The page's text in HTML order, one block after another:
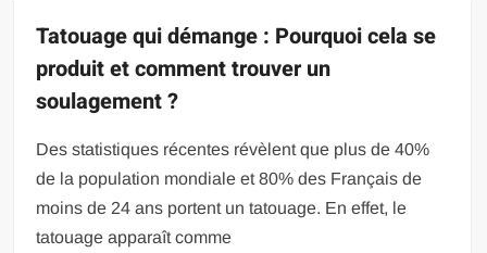
Tatouage qui démange : Pourquoi cela se
produit et comment trouver un
soulagement ?
Des statistiques récentes révèlent que plus de 40%
de la population mondiale et 80% des Français de
moins de 24 ans portent un tatouage. En effet, le
tatouage apparaît comme